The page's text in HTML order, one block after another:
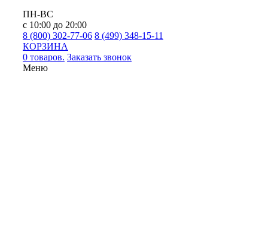
ПН-ВС
с 10:00 до 20:00
8 (800) 302-77-06 8 (499) 348-15-11
КОРЗИНА
0 товаров. Заказать звонок
Меню